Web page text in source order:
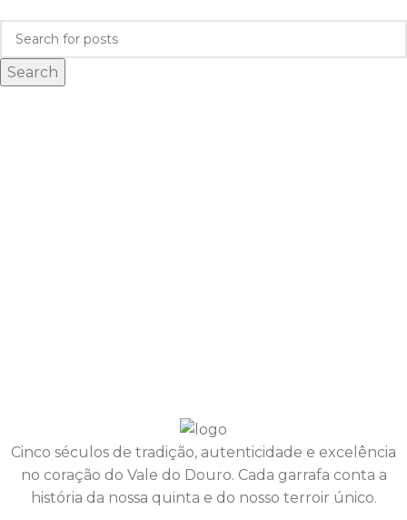
Search
Cinco séculos de tradição, autenticidade e excelência
no coração do Vale do Douro. Cada garrafa conta a
história da nossa quinta e do nosso terroir único.